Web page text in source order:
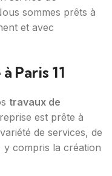
sommes prêts à
et avec
Paris 11
travaux de
est prête à
de services, de
y compris la création